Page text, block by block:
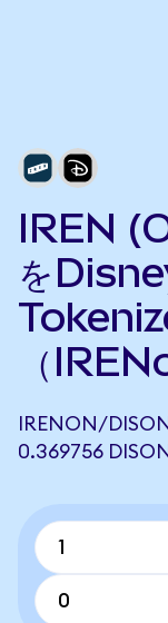
IREN
を
（
IRENON/
0.369756